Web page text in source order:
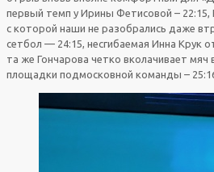
первый темп у Ирины Фетисовой – 22:15,
с которой наши не разобрались даже
сетбол — 24:15, несгибаемая Инна Крук
та же Гончарова четко вколачивает мяч
площадки подмосковной команды –